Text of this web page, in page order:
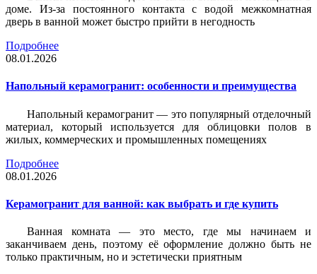
доме. Из-за постоянного контакта с водой межкомнатная
дверь в ванной может быстро прийти в негодность
Подробнее
08.01.2026
Напольный керамогранит: особенности и преимущества
Напольный керамогранит — это популярный отделочный
материал, который используется для облицовки полов в
жилых, коммерческих и промышленных помещениях
Подробнее
08.01.2026
Керамогранит для ванной: как выбрать и где купить
Ванная комната — это место, где мы начинаем и
заканчиваем день, поэтому её оформление должно быть не
только практичным, но и эстетически приятным